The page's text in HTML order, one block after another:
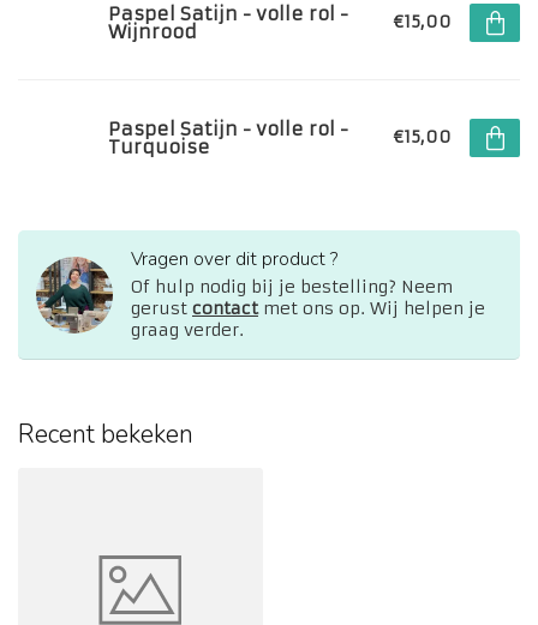
Paspel Satijn - volle rol -
Wijnrood €15,00
Paspel Satijn - volle rol -
Turquoise €15,00
Vragen over dit product ?
Of hulp nodig bij je bestelling? Neem
gerust contactmet ons op. Wij helpen je
graag verder.
Recent bekeken